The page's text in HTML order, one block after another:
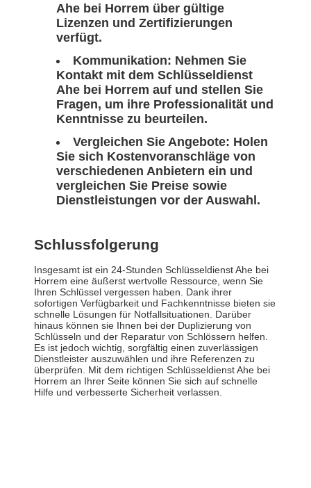
Ahe bei Horrem über gültige
Lizenzen und Zertifizierungen
verfügt.
Kommunikation: Nehmen Sie
Kontakt mit dem Schlüsseldienst
Ahe bei Horrem auf und stellen Sie
Fragen, um ihre Professionalität und
Kenntnisse zu beurteilen.
Vergleichen Sie Angebote: Holen
Sie sich Kostenvoranschläge von
verschiedenen Anbietern ein und
vergleichen Sie Preise sowie
Dienstleistungen vor der Auswahl.
Schlussfolgerung
Insgesamt ist ein 24-Stunden Schlüsseldienst Ahe bei
Horrem eine äußerst wertvolle Ressource, wenn Sie
Ihren Schlüssel vergessen haben. Dank ihrer
sofortigen Verfügbarkeit und Fachkenntnisse bieten sie
schnelle Lösungen für Notfallsituationen. Darüber
hinaus können sie Ihnen bei der Duplizierung von
Schlüsseln und der Reparatur von Schlössern helfen.
Es ist jedoch wichtig, sorgfältig einen zuverlässigen
Dienstleister auszuwählen und ihre Referenzen zu
überprüfen. Mit dem richtigen Schlüsseldienst Ahe bei
Horrem an Ihrer Seite können Sie sich auf schnelle
Hilfe und verbesserte Sicherheit verlassen.